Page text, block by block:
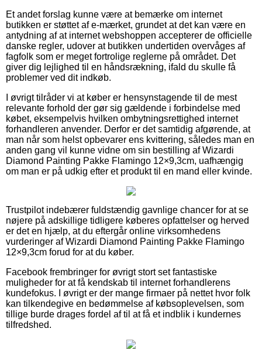
Et andet forslag kunne være at bemærke om internet
butikken er støttet af e-mærket, grundet at det kan være en
antydning af at internet webshoppen accepterer de officielle
danske regler, udover at butikken undertiden overvåges af
fagfolk som er meget fortrolige reglerne på området. Det
giver dig lejlighed til en håndsrækning, ifald du skulle få
problemer ved dit indkøb.
I øvrigt tilråder vi at køber er hensynstagende til de mest
relevante forhold der gør sig gældende i forbindelse med
købet, eksempelvis hvilken ombytningsrettighed internet
forhandleren anvender. Derfor er det samtidig afgørende, at
man når som helst opbevarer ens kvittering, således man en
anden gang vil kunne vidne om sin bestilling af Wizardi
Diamond Painting Pakke Flamingo 12×9,3cm, uafhængig
om man er på udkig efter et produkt til en mand eller kvinde.
Trustpilot indebærer fuldstændig gavnlige chancer for at se
nøjere på adskillige tidligere køberes opfattelser og herved
er det en hjælp, at du eftergår online virksomhedens
vurderinger af Wizardi Diamond Painting Pakke Flamingo
12×9,3cm forud for at du køber.
Facebook frembringer for øvrigt stort set fantastiske
muligheder for at få kendskab til internet forhandlerens
kundefokus. I øvrigt er der mange firmaer på nettet hvor folk
kan tilkendegive en bedømmelse af købsoplevelsen, som
tillige burde drages fordel af til at få et indblik i kundernes
tilfredshed.